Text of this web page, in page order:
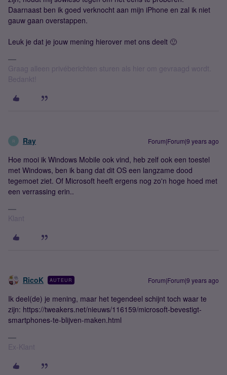
Daarnaast ben ik goed verknocht aan mijn iPhone en zal ik niet
gauw gaan overstappen.
Leuk je dat je jouw mening hierover met ons deelt 🙂
Graag alleen privéberichten sturen als hier om gevraagd wordt.
Bedankt!
R Ray Forum|Forum|9 years ago
Hoe mooi ik Windows Mobile ook vind, heb zelf ook een toestel
met Windows, ben ik bang dat dit OS een langzame dood
tegemoet ziet. Of Microsoft heeft ergens nog zo'n hoge hoed met
een verrassing erin..
Klant
RicoK AUTEUR Forum|Forum|9 years ago
Ik deel(de) je mening, maar het tegendeel schijnt toch waar te
zijn: https://tweakers.net/nieuws/116159/microsoft-bevestigt-
smartphones-te-blijven-maken.html
Ex-Klant